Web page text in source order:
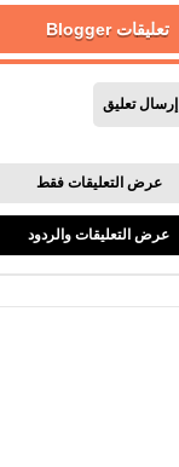
تعليقات Blogger
إرسال تعليق
عرض التعليقات فقط
عرض التعليقات والردود